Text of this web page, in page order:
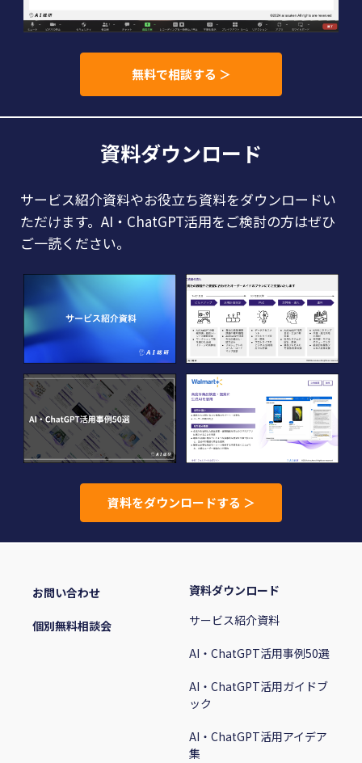
無料で相談する ＞
資料ダウンロード
サービス紹介資料やお役立ち資料をダウンロードい
ただけます。AI・ChatGPT活用をご検討の方はぜひ
ご一読ください。
資料をダウンロードする ＞
お問い合わせ
個別無料相談会
資料ダウンロード
サービス紹介資料
AI・ChatGPT活用事例50選
AI・ChatGPT活用ガイドブ
ック
AI・ChatGPT活用アイデア
集